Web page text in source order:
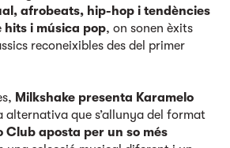
afrobeats, hip-hop i tendències
hits i música pop, on sonen èxits
reconeixibles des del primer
Milkshake presenta Karamelo
alternativa que s’allunya del format
Club aposta per un so més